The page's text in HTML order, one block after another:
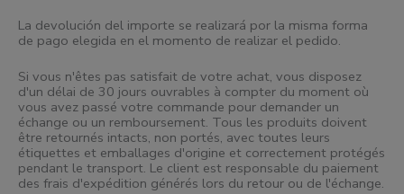
La devolución del importe se realizará por la misma forma
de pago elegida en el momento de realizar el pedido.
Si vous n'êtes pas satisfait de votre achat, vous disposez
d'un délai de 30 jours ouvrables à compter du moment où
vous avez passé votre commande pour demander un
échange ou un remboursement. Tous les produits doivent
être retournés intacts, non portés, avec toutes leurs
étiquettes et emballages d'origine et correctement protégés
pendant le transport. Le client est responsable du paiement
des frais d'expédition générés lors du retour ou de l'échange.